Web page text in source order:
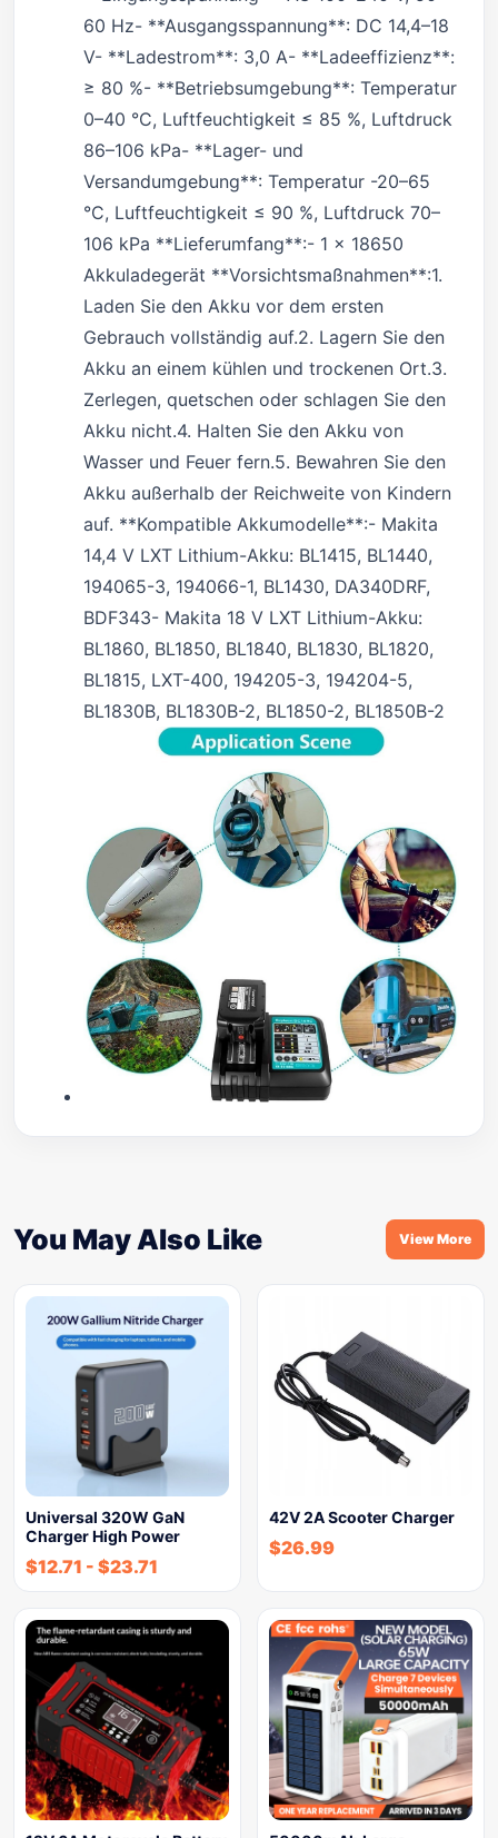
60 Hz- **Ausgangsspannung**: DC 14,4–18
V- **Ladestrom**: 3,0 A- **Ladeeffizienz**:
≥ 80 %- **Betriebsumgebung**: Temperatur
0–40 °C, Luftfeuchtigkeit ≤ 85 %, Luftdruck
86–106 kPa- **Lager- und
Versandumgebung**: Temperatur -20–65
°C, Luftfeuchtigkeit ≤ 90 %, Luftdruck 70–
106 kPa **Lieferumfang**:- 1 x 18650
Akkuladegerät **Vorsichtsmaßnahmen**:1.
Laden Sie den Akku vor dem ersten
Gebrauch vollständig auf.2. Lagern Sie den
Akku an einem kühlen und trockenen Ort.3.
Zerlegen, quetschen oder schlagen Sie den
Akku nicht.4. Halten Sie den Akku von
Wasser und Feuer fern.5. Bewahren Sie den
Akku außerhalb der Reichweite von Kindern
auf. **Kompatible Akkumodelle**:- Makita
14,4 V LXT Lithium-Akku: BL1415, BL1440,
194065-3, 194066-1, BL1430, DA340DRF,
BDF343- Makita 18 V LXT Lithium-Akku:
BL1860, BL1850, BL1840, BL1830, BL1820,
BL1815, LXT-400, 194205-3, 194204-5,
BL1830B, BL1830B-2, BL1850-2, BL1850B-2
You May Also Like View More
Universal 320W GaN
Charger High Power
$12.71 - $23.71
42V 2A Scooter Charger
$26.99